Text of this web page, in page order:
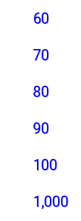
60
70
80
90
100
1,000